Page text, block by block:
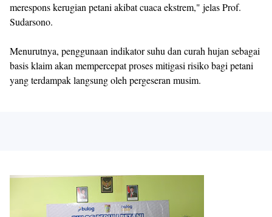
merespons kerugian petani akibat cuaca ekstrem," jelas Prof.
Sudarsono.
Menurutnya, penggunaan indikator suhu dan curah hujan sebagai
basis klaim akan mempercepat proses mitigasi risiko bagi petani
yang terdampak langsung oleh pergeseran musim.